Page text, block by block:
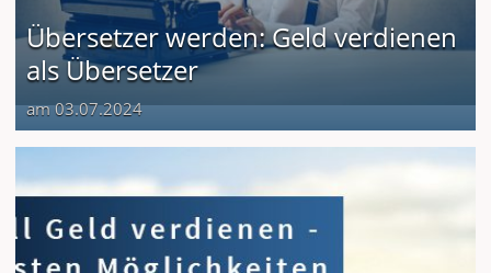
Übersetzer werden: Geld verdienen
als Übersetzer
am 03.07.2024